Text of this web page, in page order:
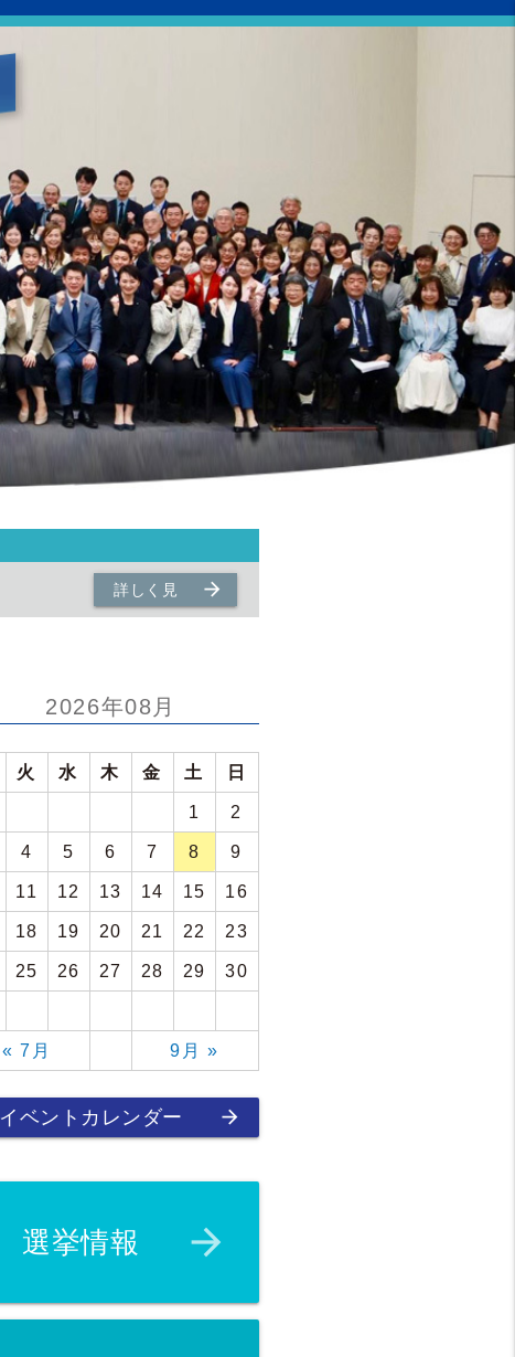
arrow_forward
詳しく見
る
2026年08月
火 水 木 金 土 日
1 2
4 5 6 7 8 9
11 12 13 14 15 16
18 19 20 21 22 23
25 26 27 28 29 30
« 7月 9月 »
arrow_forward
イベントカレンダー
arrow_forward
選挙情報